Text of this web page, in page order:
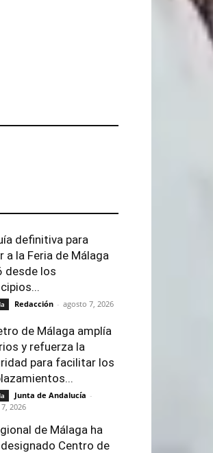
definitiva para
a la Feria de Málaga
desde los
Redacción - agosto 7, 2026
de Málaga amplía
y refuerza la
para facilitar los
Junta de Andalucía -
2026
de Málaga ha
Centro de